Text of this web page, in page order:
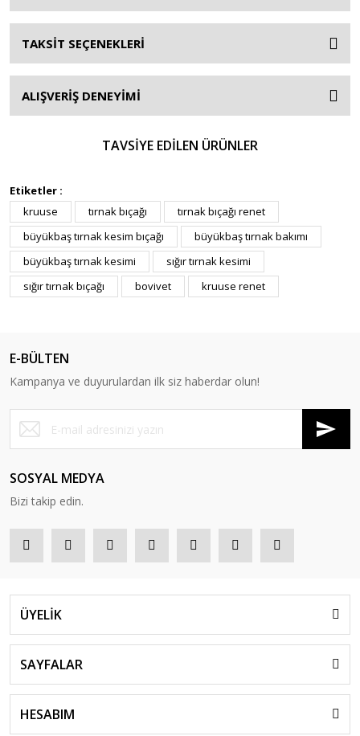
TAKSİT SEÇENEKLERİ
ALIŞVERİŞ DENEYİMİ
TAVSİYE EDİLEN ÜRÜNLER
VETPLAS
Hidrofil Sargı Bezi 10 cm x 10 metre
22,00 TL
KRUUSE
Tar Bandaj 4.5 cm x 25 metre. KROMBERG
Etiketler :
kruuse
tırnak bıçağı
tırnak bıçağı renet
büyükbaş tırnak kesim bıçağı
büyükbaş tırnak bakımı
büyükbaş tırnak kesimi
sığır tırnak kesimi
sığır tırnak bıçağı
bovivet kruuse renet
E-BÜLTEN
Kampanya ve duyurulardan ilk siz haberdar olun!
SOSYAL MEDYA
Bizi takip edin.
ÜYELİK
SAYFALAR
HESABIM